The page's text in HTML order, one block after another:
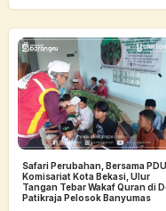
Safari Perubahan, Bersama
Komisariat Kota Bekasi, Ulur
Tangan Tebar Wakaf Quran di
Patikraja Pelosok Banyumas